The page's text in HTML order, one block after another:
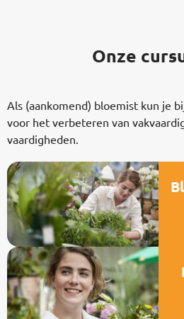
Onze
Als (aankomend) bloemist kun je
voor het verbeteren van
vaardigheden.